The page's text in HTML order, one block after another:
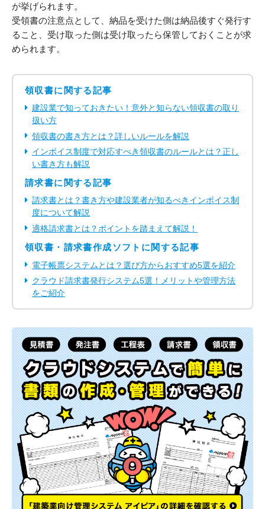
が挙げられます。
受領書の注意点として、納品を受けた側は納品後すぐ発行す
ること、受け取った側は受け取ったら保管しておくことが求
められます。
領収書に関する記事
建設業で知っておきたい！意外と知らない領収書の取り
扱い方
領収書の書き方とは？詳しいルールを解説
インボイス制度で対応すべき領収書のルールとは？正し
い書き方も解説
請求書に関する記事
請求書とは？書き方や建設業者が知るべきインボイス制
度について解説
適格請求書とは？ポイントを踏まえて解説！
領収書・請求書作成ソフトに関する記事
電子帳票システムとは？選び方からおすすめ5選を紹介
クラウド請求書発行システム5選！メリットや管理方法
をご紹介